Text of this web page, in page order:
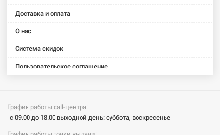
Доставка и оплата
О нас
Система скидок
Пользовательское соглашение
График работы call-центра:
с 09.00 до 18.00 выходной день: суббота, воскресенье